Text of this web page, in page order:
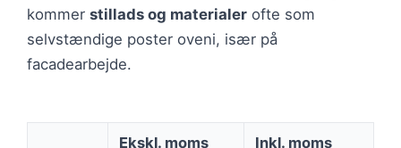
kommer stillads og materialer ofte som
selvstændige poster oveni, især på
facadearbejde.
Ekskl. moms Inkl. moms